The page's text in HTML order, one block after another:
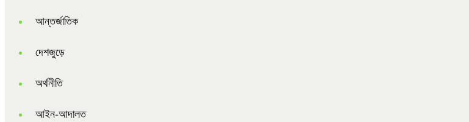
আন্তর্জাতিক
দেশজুড়ে
অর্থনীতি
আইন-আদালত